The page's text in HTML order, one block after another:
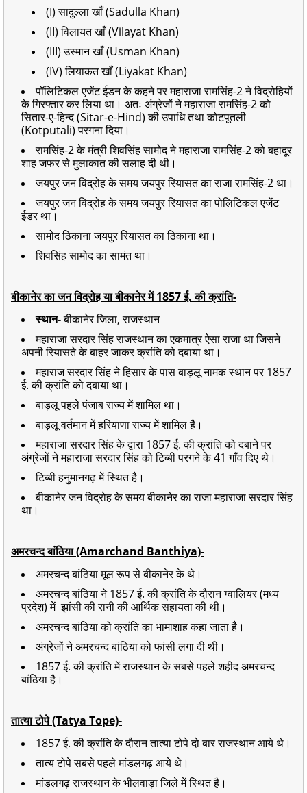
(I) सादुल्ला खाँ (Sadulla Khan)
(II) विलायत खाँ (Vilayat Khan)
(III) उस्मान खाँ (Usman Khan)
(IV) लियाकत खाँ (Liyakat Khan)
पॉलिटिकल एजेंट ईडन के कहने पर महाराजा रामसिंह-2 ने विद्रोहियों
के गिरफ्तार कर लिया था। अतः अंग्रेजों ने महाराजा रामसिंह-2 को
सितार-ए-हिन्द (Sitar-e-Hind) की उपाधि तथा कोटपूतली
(Kotputali) परगना दिया।
रामसिंह-2 के मंत्री शिवसिंह सामोद ने महाराजा रामसिंह-2 को बहादूर
शाह जफर से मुलाकात की सलाह दी थी।
जयपुर जन विद्रोह के समय जयपुर रियासत का राजा रामसिंह-2 था।
जयपुर जन विद्रोह के समय जयपुर रियासत का पोलिटिकल एजेंट
ईडर था।
सामोद ठिकाना जयपुर रियासत का ठिकाना था।
शिवसिंह सामोद का सामंत था।
बीकानेर का जन विद्रोह या बीकानेर में 1857 ई. की क्रांति-
स्थान-बीकानेर जिला, राजस्थान
महाराजा सरदार सिंह राजस्थान का एकमात्र ऐसा राजा था जिसने
अपनी रियासते के बाहर जाकर क्रांति को दबाया था।
महाराज सरदार सिंह ने हिसार के पास बाड़लू नामक स्थान पर 1857
ई. की क्रांति को दबाया था।
बाड़लू पहले पंजाब राज्य में शामिल था।
बाड़लू वर्तमान में हरियाणा राज्य में शामिल है।
महाराजा सरदार सिंह के द्वारा 1857 ई. की क्रांति को दबाने पर
अंग्रेजों ने महाराजा सरदार सिंह को टिब्बी परगने के 41 गाँव दिए थे।
टिब्बी हनुमानगढ़ में स्थित है।
बीकानेर जन विद्रोह के समय बीकानेर का राजा महाराजा सरदार सिंह
था।
अमरचन्द बांठिया (Amarchand Banthiya)-
अमरचन्द बांठिया मूल रूप से बीकानेर के थे।
अमरचन्द बांठिया ने 1857 ई. की क्रांति के दौरान ग्वालियर (मध्य
प्रदेश) में झांसी की रानी की आर्थिक सहायता की थी।
अमरचन्द बांठिया को क्रांति का भामाशाह कहा जाता है।
अंग्रेजों ने अमरचन्द बांठिया को फांसी लगा दी थी।
1857 ई. की क्रांति में राजस्थान के सबसे पहले शहीद अमरचन्द
बांठिया है।
तात्या टोपे (Tatya Tope)-
1857 ई. की क्रांति के दौरान तात्या टोपे दो बार राजस्थान आये थे।
तात्य टोपे सबसे पहले मांडलगढ़ आये थे।
मांडलगढ़ राजस्थान के भीलवाड़ा जिले में स्थित है।